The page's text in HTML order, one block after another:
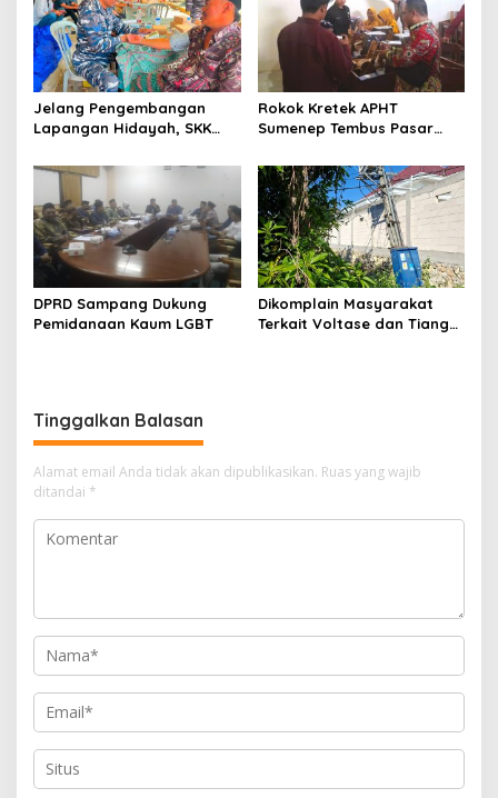
Jelang Pengembangan
Lapangan Hidayah, SKK
Perkuat Sinergi dengan
Nelayan Sampang
Rokok Kretek APHT
Sumenep Tembus Pasar
DPRD Sampang Dukung
Pemidanaan Kaum LGBT
Dikomplain Masyarakat
Terkait Voltase dan Tiang
Tinggalkan Balasan
Alamat email Anda tidak akan dipublikasikan. Ruas yang wajib
ditandai *